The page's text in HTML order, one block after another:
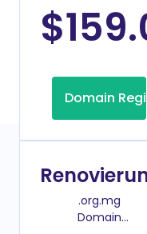
Domain
.org.mg
Domain